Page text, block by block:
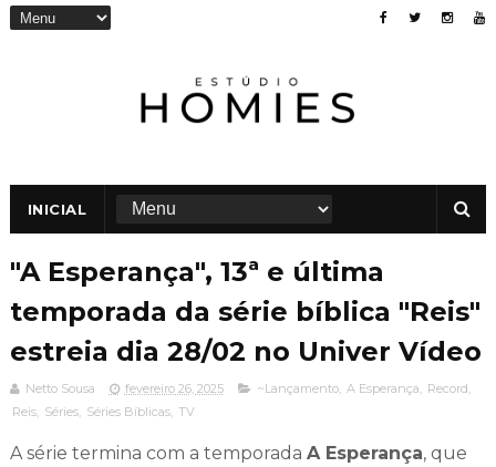
INICIAL
"A Esperança", 13ª e última
temporada da série bíblica "Reis"
estreia dia 28/02 no Univer Vídeo
Netto Sousa fevereiro 26, 2025 ~Lançamento, A Esperança, Record,
Reis, Séries, Séries Bíblicas, TV
A série termina com a temporada A Esperança, que